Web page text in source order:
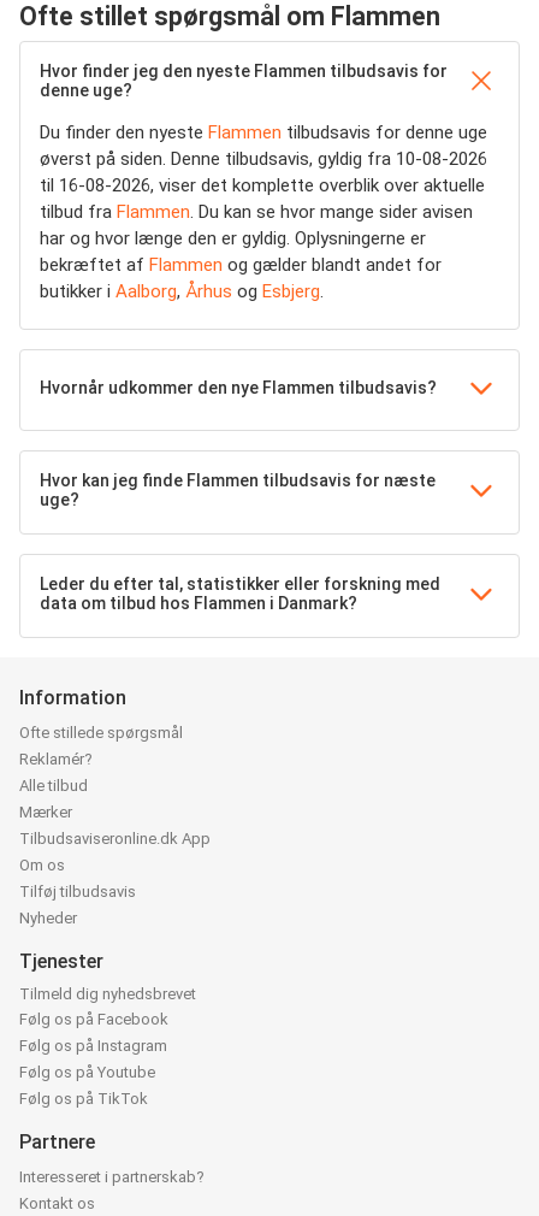
Ofte stillet spørgsmål om Flammen
Hvor finder jeg den nyeste Flammen tilbudsavis for
denne uge?
Du finder den nyeste Flammen tilbudsavis for denne uge
øverst på siden. Denne tilbudsavis, gyldig fra 10-08-2026
til 16-08-2026, viser det komplette overblik over aktuelle
tilbud fra Flammen. Du kan se hvor mange sider avisen
har og hvor længe den er gyldig. Oplysningerne er
bekræftet af Flammen og gælder blandt andet for
butikker i Aalborg, Århus og Esbjerg.
Hvornår udkommer den nye Flammen tilbudsavis?
Hvor kan jeg finde Flammen tilbudsavis for næste
uge?
Leder du efter tal, statistikker eller forskning med
data om tilbud hos Flammen i Danmark?
Information
Ofte stillede spørgsmål
Reklamér?
Alle tilbud
Mærker
Tilbudsaviseronline.dk App
Om os
Tilføj tilbudsavis
Nyheder
Tjenester
Tilmeld dig nyhedsbrevet
Følg os på Facebook
Følg os på Instagram
Følg os på Youtube
Følg os på TikTok
Partnere
Interesseret i partnerskab?
Kontakt os